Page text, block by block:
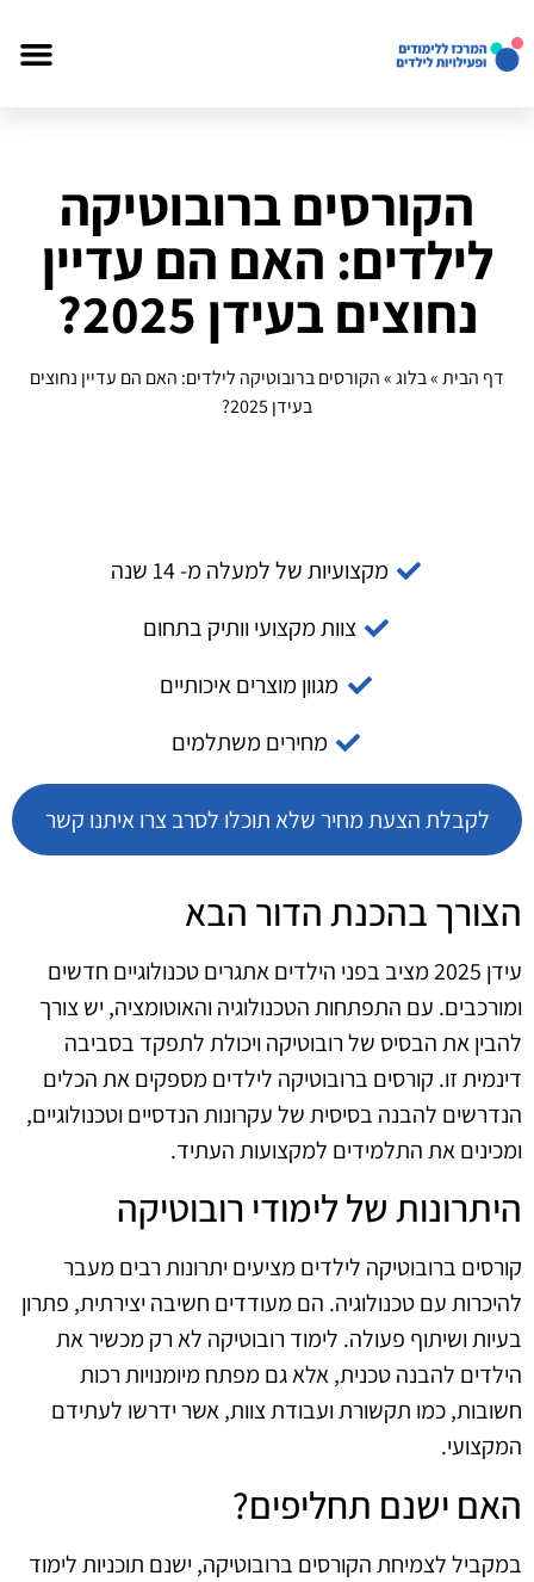
הקורסים ברובוטיקה
לילדים: האם הם עדיין
נחוצים בעידן 2025?
דף הבית»בלוג»הקורסים ברובוטיקה לילדים: האם הם עדיין נחוצים
בעידן 2025?
מקצועיות של למעלה מ- 14 שנה
צוות מקצועי וותיק בתחום
מגוון מוצרים איכותיים
מחירים משתלמים
לקבלת הצעת מחיר שלא תוכלו לסרב צרו איתנו קשר
הצורך בהכנת הדור הבא
עידן 2025 מציב בפני הילדים אתגרים טכנולוגיים חדשים
ומורכבים. עם התפתחות הטכנולוגיה והאוטומציה, יש צורך
להבין את הבסיס של רובוטיקה ויכולת לתפקד בסביבה
דינמית זו. קורסים ברובוטיקה לילדים מספקים את הכלים
הנדרשים להבנה בסיסית של עקרונות הנדסיים וטכנולוגיים,
ומכינים את התלמידים למקצועות העתיד.
היתרונות של לימודי רובוטיקה
קורסים ברובוטיקה לילדים מציעים יתרונות רבים מעבר
להיכרות עם טכנולוגיה. הם מעודדים חשיבה יצירתית, פתרון
בעיות ושיתוף פעולה. לימוד רובוטיקה לא רק מכשיר את
הילדים להבנה טכנית, אלא גם מפתח מיומנויות רכות
חשובות, כמו תקשורת ועבודת צוות, אשר ידרשו לעתידם
המקצועי.
האם ישנם תחליפים?
במקביל לצמיחת הקורסים ברובוטיקה, ישנם תוכניות לימוד